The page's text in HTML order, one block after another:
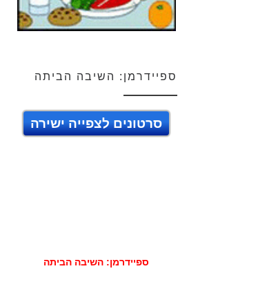
ספיידרמן: השיבה הביתה
סרטונים לצפייה ישירה
ספיידרמן: השיבה הביתה